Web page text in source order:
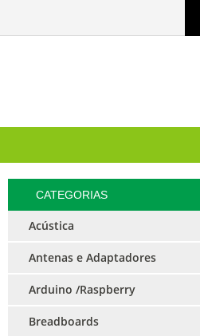
CATEGORIAS
Acústica
Antenas e Adaptadores
Arduino /Raspberry
Breadboards